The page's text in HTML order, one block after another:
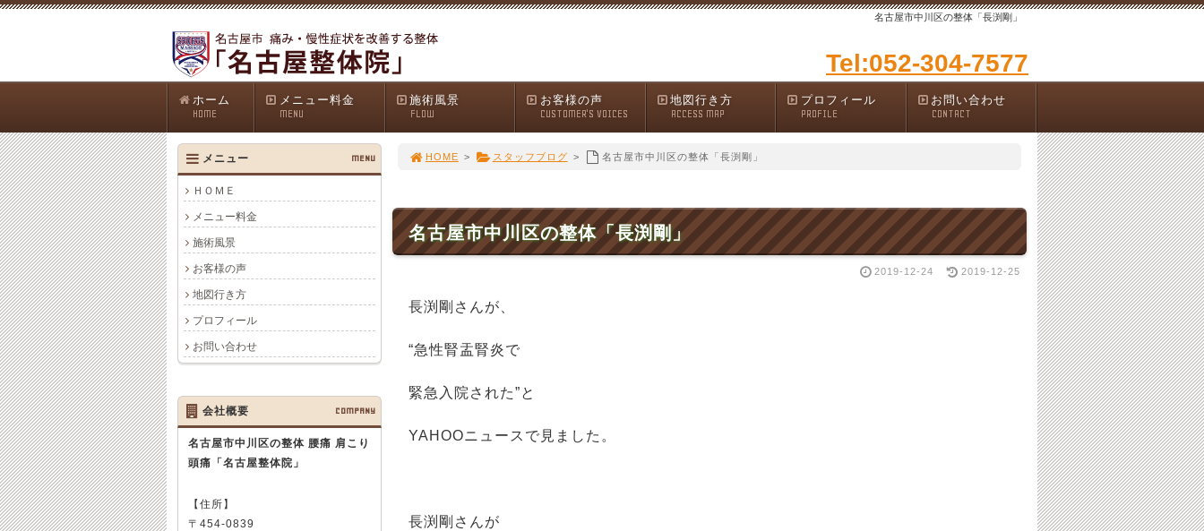
名古屋市中川区の整体「長渕剛」
Tel:052-304-7577
ホーム
HOME
メニュー料金
MENU
施術風景
FLOW
お客様の声
CUSTOMER'S VOICES
地図行き方
ACCESS MAP
プロフィール
PROFILE
お問い合わせ
CONTACT
HOME > スタッフブログ > 名古屋市中川区の整体「長渕剛」
名古屋市中川区の整体「長渕剛」
2019-12-24 2019-12-25
長渕剛さんが、
“急性腎盂腎炎で
緊急入院された”と
YAHOOニュースで見ました。
長渕剛さんが
メニュー MENU
ＨＯＭＥ
メニュー料金
施術風景
お客様の声
地図行き方
プロフィール
お問い合わせ
会社概要 COMPANY
名古屋市中川区の整体 腰痛 肩こり
頭痛 「名古屋整体院」
【住所】
〒454-0839